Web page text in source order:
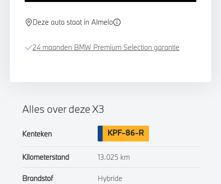
Deze auto staat in Almelo
24 maanden BMW Premium Selection garantie
Alles over deze X3
Kenteken KPF-86-R
Kilometerstand 13.025 km
Brandstof Hybride